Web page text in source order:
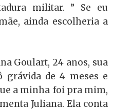
militar. ” Se eu
ainda escolheria a
Goulart, 24 anos, sua
grávida de 4 meses e
a minha foi pra mim,
Juliana. Ela conta